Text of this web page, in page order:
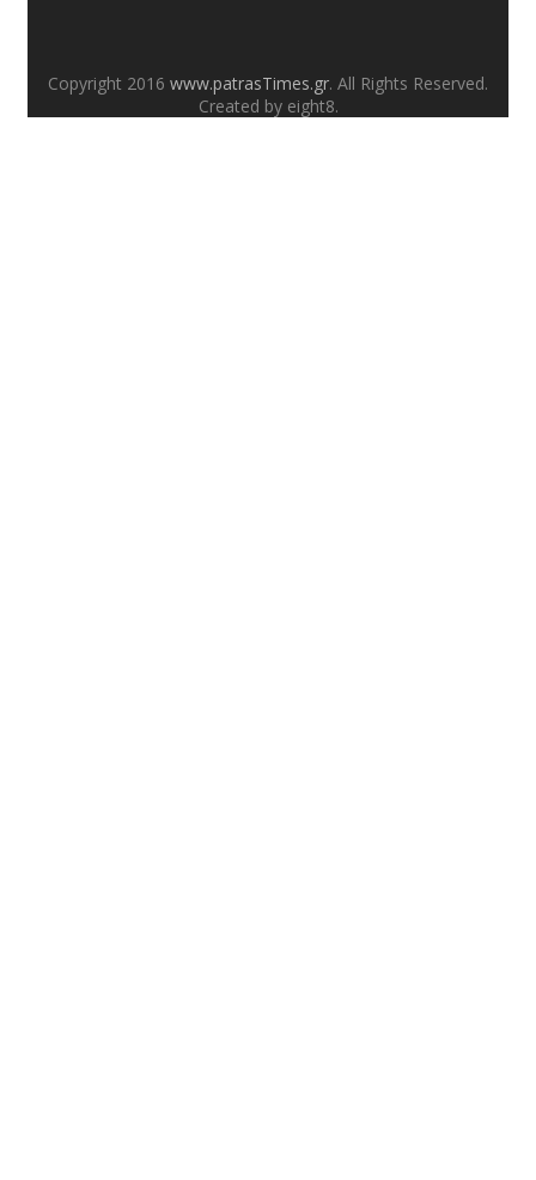
Copyright 2016 www.patrasTimes.gr. All Rights Reserved.
Created by eight8.